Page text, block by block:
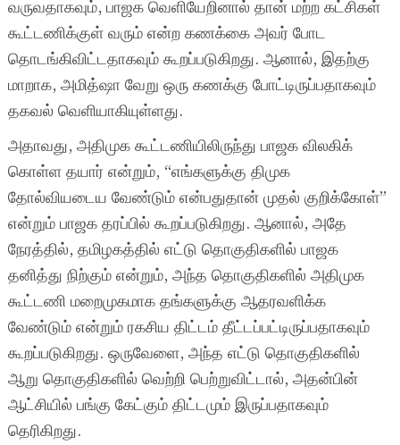
வருவதாகவும், பாஜக வெளியேறினால் தான் மற்ற கட்சிகள்
கூட்டணிக்குள் வரும் என்ற கணக்கை அவர் போட
தொடங்கிவிட்டதாகவும் கூறப்படுகிறது. ஆனால், இதற்கு
மாறாக, அமித்ஷா வேறு ஒரு கணக்கு போட்டிருப்பதாகவும்
தகவல் வெளியாகியுள்ளது.
அதாவது, அதிமுக கூட்டணியிலிருந்து பாஜக விலகிக்
கொள்ள தயார் என்றும், “எங்களுக்கு திமுக
தோல்வியடைய வேண்டும் என்பதுதான் முதல் குறிக்கோள்”
என்றும் பாஜக தரப்பில் கூறப்படுகிறது. ஆனால், அதே
நேரத்தில், தமிழகத்தில் எட்டு தொகுதிகளில் பாஜக
தனித்து நிற்கும் என்றும், அந்த தொகுதிகளில் அதிமுக
கூட்டணி மறைமுகமாக தங்களுக்கு ஆதரவளிக்க
வேண்டும் என்றும் ரகசிய திட்டம் தீட்டப்பட்டிருப்பதாகவும்
கூறப்படுகிறது. ஒருவேளை, அந்த எட்டு தொகுதிகளில்
ஆறு தொகுதிகளில் வெற்றி பெற்றுவிட்டால், அதன்பின்
ஆட்சியில் பங்கு கேட்கும் திட்டமும் இருப்பதாகவும்
தெரிகிறது.